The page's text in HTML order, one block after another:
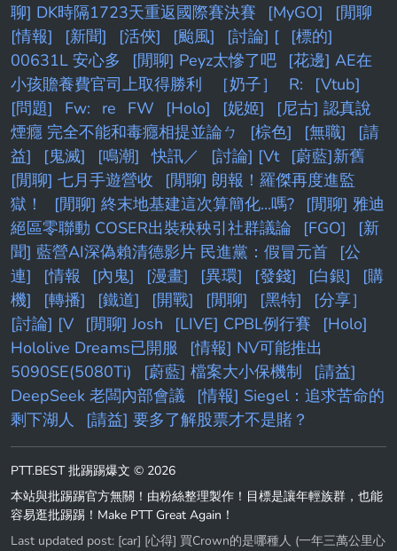
聊] DK時隔1723天重返國際賽決賽
[MyGO]
[閒聊
[情報]
[新聞] [活俠] [颱風] [討論] [
[標的]
00631L 安心多
[閒聊] Peyz太慘了吧
[花邊] AE在
小孩贍養費官司上取得勝利
［奶子］ R:
[Vtub]
[問題]
Fw: re FW [Holo] [妮姬]
[尼古] 認真說
煙癮 完全不能和毒癮相提並論ㄅ
[棕色] [無職]
[請
益]
[鬼滅] [鳴潮] 快訊／ [討論] [Vt
[蔚藍]新舊
[閒聊] 七月手遊營收
[閒聊] 朗報！羅傑再度進監
獄！
[閒聊] 終末地基建這次算簡化...嗎?
[閒聊] 雅迪
絕區零聯動 COSER出裝秧秧引社群議論
[FGO]
[新
聞] 藍營AI深偽賴清德影片 民進黨：假冒元首
[公
連]
[情報 [內鬼] [漫畫] [異環] [發錢] [白銀]
[購
機]
[轉播] [鐵道] [開戰] [閒聊] [黑特]
[分享］
[討論] [V
[閒聊] Josh [LIVE] CPBL例行賽
[Holo]
Hololive Dreams已開服
[情報] NV可能推出
5090SE(5080Ti)
[蔚藍] 檔案大小保機制
[請益]
DeepSeek 老闆內部會議
[情報] Siegel：追求苦命的
剩下湖人
[請益] 要多了解股票才不是賭？
PTT.BEST 批踢踢爆文 © 2026
本站與批踢踢官方無關！由粉絲整理製作！目標是讓年輕族群，也能
容易逛批踢踢！Make PTT Great Again！
Last updated post: [car] [心得] 買Crown的是哪種人 (一年三萬公里心